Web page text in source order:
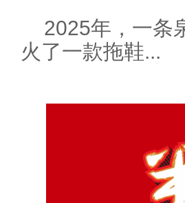
2025年，一条
火了一款拖鞋...